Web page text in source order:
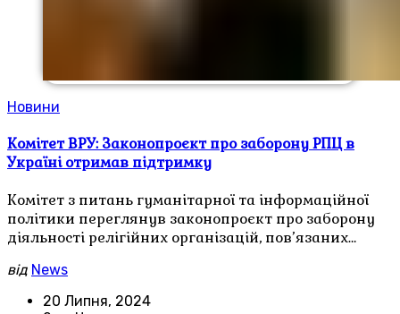
Новини
Комітет ВРУ: Законопроєкт про заборону РПЦ в
Україні отримав підтримку
Комітет з питань гуманітарної та інформаційної
політики переглянув законопроєкт про заборону
діяльності релігійних організацій, пов’язаних…
від News
20 Липня, 2024